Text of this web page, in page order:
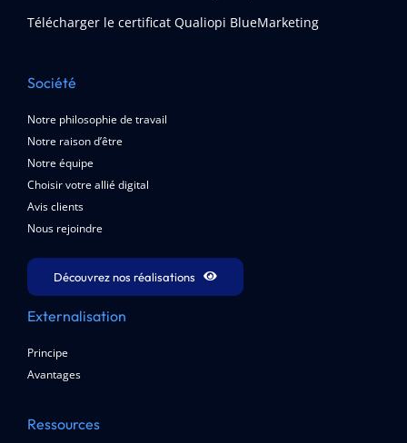
Télécharger le certificat Qualiopi BlueMarketing
Société
Notre philosophie de travail
Notre raison d’être
Notre équipe
Choisir votre allié digital
Avis clients
Nous rejoindre
Découvrez nos réalisations
Externalisation
Principe
Avantages
Ressources